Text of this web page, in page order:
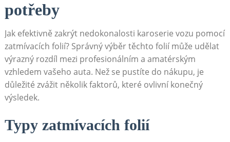
potřeby
Jak efektivně zakrýt nedokonalosti karoserie vozu pomocí
zatmívacích folií?​ Správný výběr těchto ⁢folií může udělat
výrazný rozdíl mezi profesionálním ⁢a amatérským
vzhledem vašeho auta. Než se pustíte do nákupu, je
důležité zvážit několik faktorů, které ovlivní ⁢konečný
výsledek.
Typy⁣ zatmívacích folií